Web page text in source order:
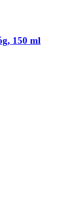
150 ml